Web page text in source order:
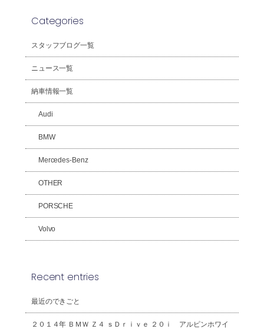
Categories
スタッフブログ一覧
ニュース一覧
納車情報一覧
Audi
BMW
Mercedes-Benz
OTHER
PORSCHE
Volvo
Recent entries
最近のできごと
２０１４年 ＢＭＷ Ｚ４ ｓＤｒｉｖｅ ２０ｉ アルピンホワイ